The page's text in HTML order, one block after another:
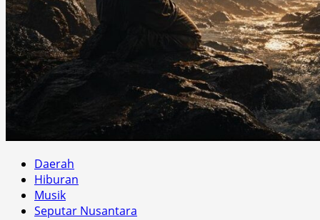
Daerah
Hiburan
Musik
Seputar Nusantara